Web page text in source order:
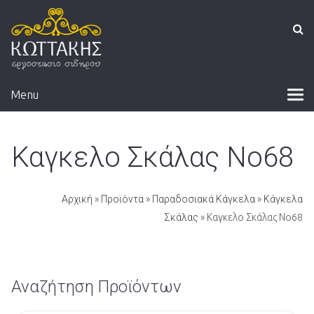
Menu
Καγκελο Σκάλας Νο68
Αρχική » Προϊόντα » Παραδοσιακά Κάγκελα » Κάγκελα
Σκάλας » Καγκελο Σκάλας Νο68
Αναζήτηση Προϊόντων